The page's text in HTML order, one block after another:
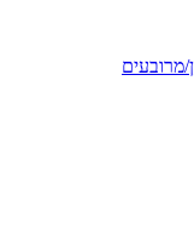
מרובעים